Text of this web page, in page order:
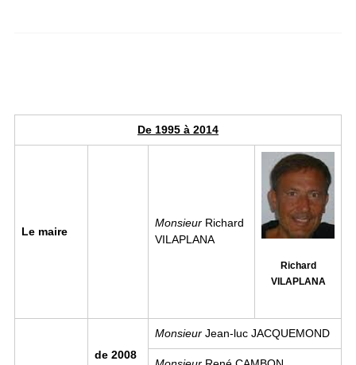
De 1995 à 2014
Le maire
Monsieur Richard
VILAPLANA
Image
Richard
VILAPLANA
de 2008
Monsieur Jean-luc JACQUEMOND